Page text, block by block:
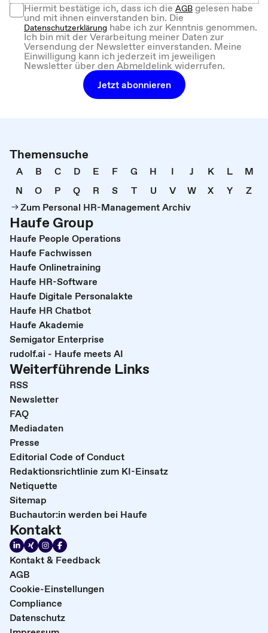
Hiermit bestätige ich, dass ich dieAGBgelesen habe
und mit ihnen einverstanden bin. Die
Datenschutzerklärung habe ich zur Kenntnis genommen.
Ich bin mit der Verarbeitung meiner Daten zur
Versendung der Newsletter einverstanden. Meine
Einwilligung kann ich jederzeit im jeweiligen
Newsletter über den Abmeldelink widerrufen.
Jetzt abonnieren
Themensuche
A B C D E F G H I J K L
M
N
O P Q R S T U V W X Y
Z
Zum Personal HR-Management Archiv
Haufe Group
Haufe People Operations
Haufe Fachwissen
Haufe Onlinetraining
Haufe HR-Software
Haufe Digitale Personalakte
Haufe HR Chatbot
Haufe Akademie
Semigator Enterprise
rudolf.ai - Haufe meets AI
Weiterführende Links
RSS
Newsletter
FAQ
Mediadaten
Presse
Editorial Code of Conduct
Redaktionsrichtlinie zum KI-Einsatz
Netiquette
Sitemap
Buchautor:in werden bei Haufe
Kontakt
Kontakt & Feedback
AGB
Cookie-Einstellungen
Compliance
Datenschutz